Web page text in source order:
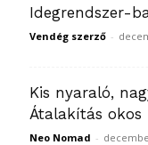
Idegrendszer-
Vendég szerző -
Kis nyaraló,
Átalakítás okos
Neo Nomad -